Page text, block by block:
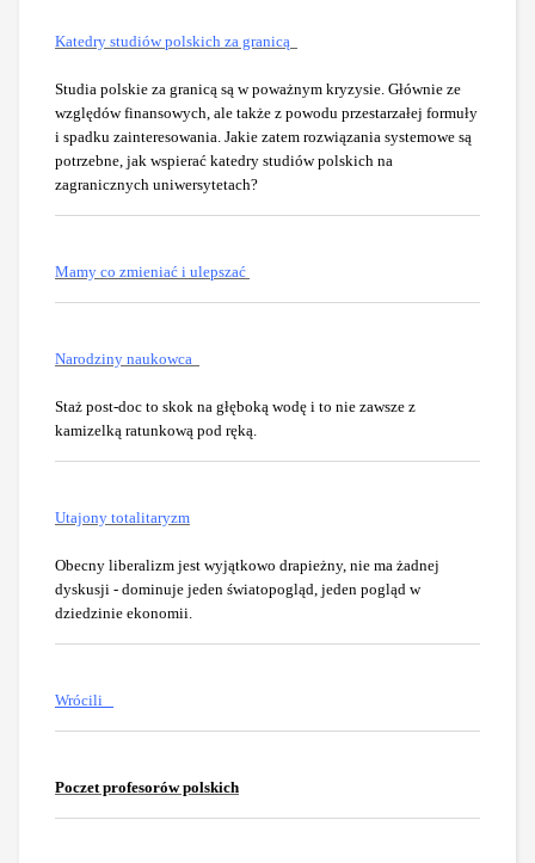
Katedry studiów polskich za granicą
Studia polskie za granicą są w poważnym kryzysie. Głównie ze
względów finansowych, ale także z powodu przestarzałej formuły
i spadku zainteresowania. Jakie zatem rozwiązania systemowe są
potrzebne, jak wspierać katedry studiów polskich na
zagranicznych uniwersytetach?
Mamy co zmieniać i ulepszać
Narodziny naukowca
Staż post-doc to skok na głęboką wodę i to nie zawsze z
kamizelką ratunkową pod ręką.
Utajony totalitaryzm
Obecny liberalizm jest wyjątkowo drapieżny, nie ma żadnej
dyskusji - dominuje jeden światopogląd, jeden pogląd w
dziedzinie ekonomii.
Wrócili
Poczet profesorów polskich